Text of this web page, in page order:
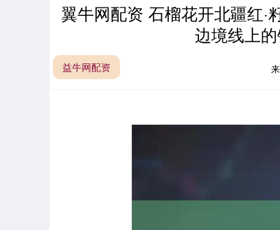
翼牛网配资 石榴花开北疆红
边境线上
益牛网配资